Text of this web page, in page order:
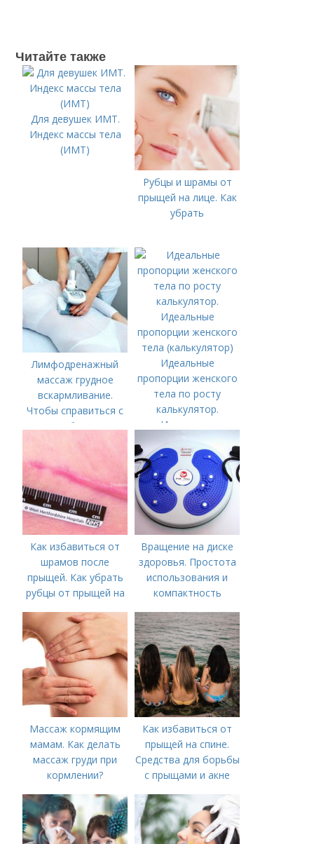
Читайте также
Для девушек ИМТ.
Индекс массы тела
(ИМТ)
Рубцы и шрамы от
прыщей на лице. Как
убрать
Лимфодренажный
массаж грудное
вскармливание.
Чтобы справиться с
нагрубанием,
необходимо
следующие действия:
Идеальные
пропорции женского
тела по росту
калькулятор.
Идеальные
пропорции женского
тела (калькулятор)
Как избавиться от
шрамов после
прыщей. Как убрать
рубцы от прыщей на
Вращение на диске
здоровья. Простота
использования и
компактность
Массаж кормящим
мамам. Как делать
массаж груди при
кормлении?
Как избавиться от
прыщей на спине.
Средства для борьбы
с прыщами и акне